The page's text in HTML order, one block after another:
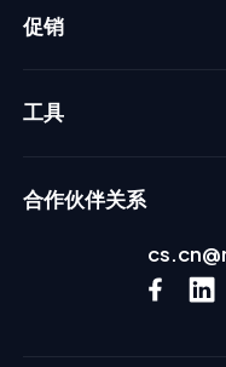
促销
工具
合作伙伴关系